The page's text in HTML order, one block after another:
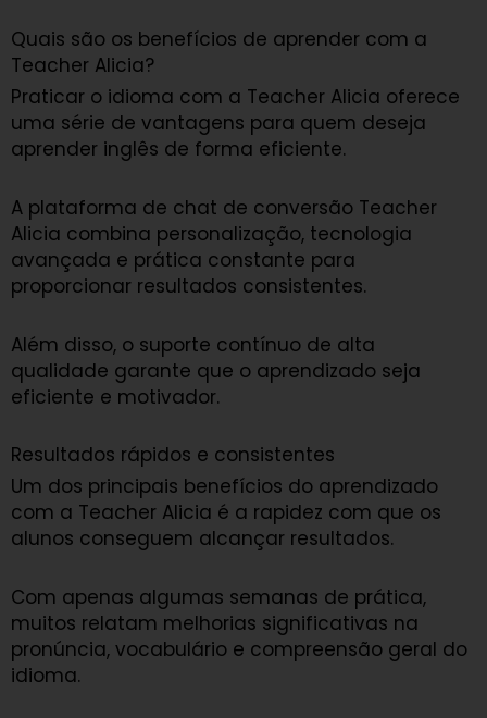
Quais são os benefícios de aprender com a
Teacher Alicia?
Praticar o idioma com a Teacher Alicia oferece
uma série de vantagens para quem deseja
aprender inglês de forma eficiente.
A plataforma de chat de conversão Teacher
Alicia combina personalização, tecnologia
avançada e prática constante para
proporcionar resultados consistentes.
Além disso, o suporte contínuo de alta
qualidade garante que o aprendizado seja
eficiente e motivador.
Resultados rápidos e consistentes
Um dos principais benefícios do aprendizado
com a Teacher Alicia é a rapidez com que os
alunos conseguem alcançar resultados.
Com apenas algumas semanas de prática,
muitos relatam melhorias significativas na
pronúncia, vocabulário e compreensão geral do
idioma.